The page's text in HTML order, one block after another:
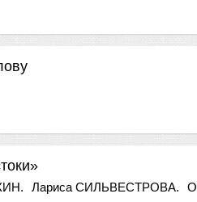
Лариса СИЛЬВЕСТРОВА.